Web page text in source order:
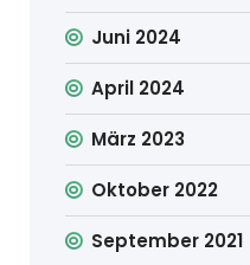
Juni 2024
April 2024
März 2023
Oktober 2022
September 2021